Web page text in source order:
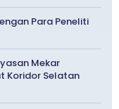
Para Peneliti
Mekar
Koridor Selatan